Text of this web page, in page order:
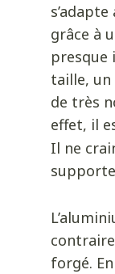
grâce à
presque
taille,
de très
effet, il
Il ne
forgé.